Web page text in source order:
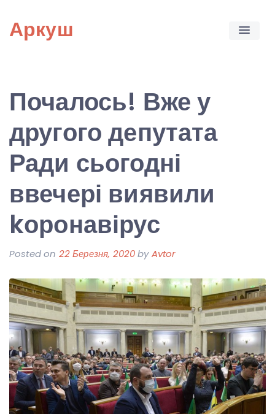
content
Аркуш
Почалось! Вже у
другого депутата
Ради сьогодні
ввечері виявили
kоронавірус
Posted on 22 Березня, 2020byAvtor